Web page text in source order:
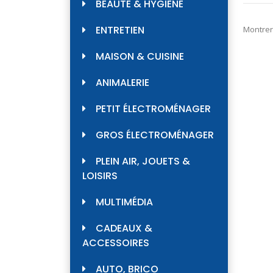
BEAUTÉ & HYGIÈNE
ENTRETIEN
MAISON & CUISINE
ANIMALERIE
PETIT ÉLECTROMÉNAGER
GROS ÉLECTROMÉNAGER
PLEIN AIR, JOUETS &
LOISIRS
MULTIMÉDIA
CADEAUX &
ACCESSOIRES
AUTO, BRICO